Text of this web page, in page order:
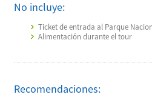
No incluye:
Ticket de entrada al Parque
Alimentación durante el tour
Recomendaciones: